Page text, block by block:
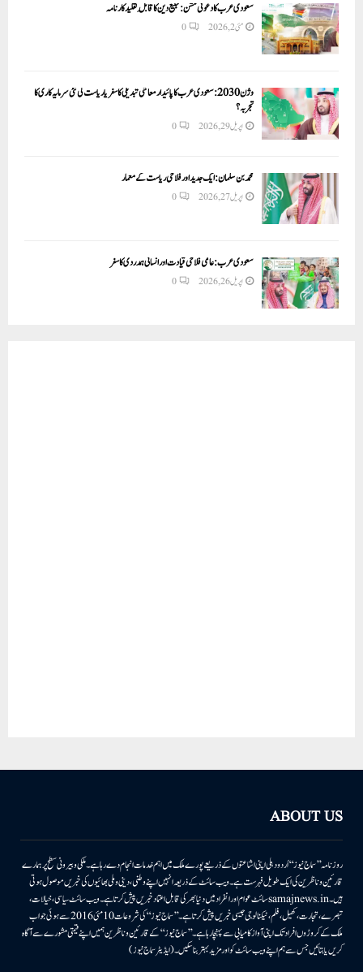
سعودی عرب کا دعوتی مشن: تبلیغ دین کا قابلِ تقلید کارنامہ
مئی 2, 2026 0
وژن 2030:سعودی عرب کا پائیدار معاشی تبدیلی کا سفر یا ریاست کی نئی سرمایہ کاری کا
تجربہ؟
اپریل 29, 2026 0
محمد بن سلمان: ایک جدید اور فلاحی ریاست کے معمار
اپریل 27, 2026 0
سعودی عرب: عالمی فلاحی قیادت اور انسانی ہمدردی کا سفر
اپریل 26, 2026 0
ABOUT US
روزنامہ ’’سماج نیوز‘‘ اُردو دہلی اپنی اشاعتوں کے ذریعے پورے ملک میں اہم خدمات انجام دے رہا ہے۔ ملکی وبیرونی سطح پر ہمارے
قارئین وناظرین کی ایک طویل فہرست ہے۔ ویب سائٹ کے ذریعہ انہیں اپنے وطنی، دینی وملی بھائیوں کی خبریں موصول ہوتی
ہیں۔samajnews.inسائٹ عوام اور انفراد میں دنیا بھر کی قابل اعتماد خبریں پیش کرتا ہے۔ ویب سائٹ سیاسی، خیالات،
تبصرے، تجارت، کھیل، فلم، ٹیکنالوجی جیسی خبریں پیش کرتا ہے۔ ’’سماج نیوز‘‘ کی شروعات 10مئی 2016 سے ہوئی جو اب
ملک کے کروڑوں افراد تک اپنی آواز کامیابی سے پہنچا رہا ہے۔ ’’سماج نیوز‘‘ کے قارئین وناظرین ہمیں اپنے قیمتی مشورے سے آگاہ
کریں یا بتائیں جس سے ہم اپنے ویب سائٹ کو اور مزید بہتر بناسکیں۔ (ایڈیٹر سماج نیوز)